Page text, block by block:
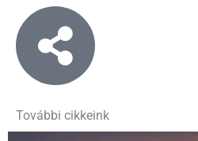
További cikkeink